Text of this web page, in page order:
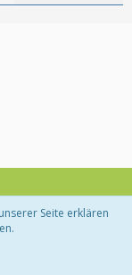
Seite erklären